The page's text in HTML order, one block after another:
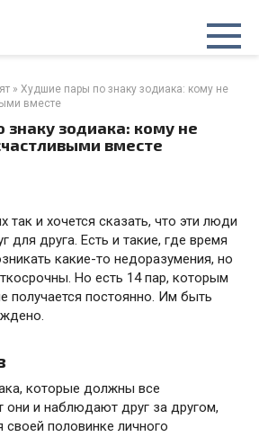
» Худшие пары по знаку зодиака: кому не
вместе
зодиака: кому не
вместе
так и хочется сказать, что эти люди
для друга. Есть и такие, где время
какие-то недоразумения, но
Но есть 14 пар, которым
получается постоянно. Им быть
которые должны все
они и наблюдают друг за другом,
половинке личного